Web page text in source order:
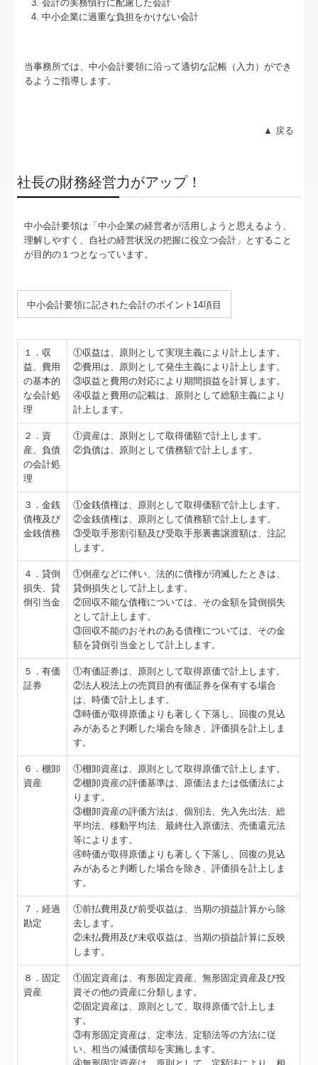
TKCシステムQ&A
経営改善計画の策定支援
会計の実務慣行に配慮した会計
中小企業に過重な負担をかけない会計
当事務所では、中小会計要領に沿って適切な記帳（入力）ができ
るようご指導します。
▲ 戻る
社長の財務経営力がアップ！
中小会計要領は「中小企業の経営者が活用しようと思えるよう、
理解しやすく、自社の経営状況の把握に役立つ会計」とすること
が目的の１つとなっています。
中小会計要領に記された会計のポイント14項目
１．収
益、費用
の基本的
な会計処
理
①収益は、原則として実現主義により計上します。
②費用は、原則として発生主義により計上します。
③収益と費用の対応により期間損益を計算します。
④収益と費用の記載は、原則として総額主義により
計上します。
２．資
産、負債
の会計処
理
①資産は、原則として取得価額で計上します。
②負債は、原則として債務額で計上します。
３．金銭
債権及び
金銭債務
①金銭債権は、原則として取得価額で計上します。
②金銭債権は、原則として債務額で計上します。
③受取手形割引額及び受取手形裏書譲渡額は、注記
します。
４．貸倒
損失、貸
倒引当金
①倒産などに伴い、法的に債権が消滅したときは、
貸倒損失として計上します。
②回収不能な債権については、その金額を貸倒損失
として計上します。
③回収不能のおそれのある債権については、その金
額を貸倒引当金として計上します。
５．有価
証券
①有価証券は、原則として取得原価で計上します。
②法人税法上の売買目的有価証券を保有する場合
は、時価で計上します。
③時価が取得原価よりも著しく下落し、回復の見込
みがあると判断した場合を除き、評価損を計上しま
す。
６．棚卸
資産
①棚卸資産は、原則として取得原価で計上します。
②棚卸資産の評価基準は、原価法または低価法によ
ります。
③棚卸資産の評価方法は、個別法、先入先出法、総
平均法、移動平均法、最終仕入原価法、売価還元法
等によります。
④時価が取得原価よりも著しく下落し、回復の見込
みがあると判断した場合を除き、評価損を計上しま
す。
７．経過
勘定
①前払費用及び前受収益は、当期の損益計算から除
去します。
②未払費用及び未収収益は、当期の損益計算に反映
します。
８．固定
資産
①固定資産は、有形固定資産、無形固定資産及び投
資その他の資産に分類します。
②固定資産は、原則として、取得原価で計上しま
す。
③有形固定資産は、定率法、定額法等の方法に従
い、相当の減価償却を実施します。
④無形固定資産は、原則として、定額法により、相